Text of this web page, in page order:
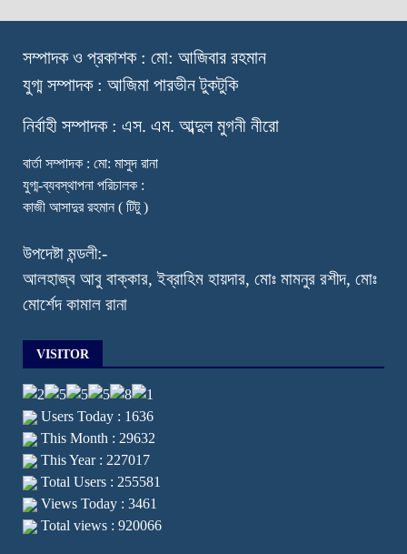
সম্পাদক ও প্রকাশক : মো: আজিবার রহমান
যুগ্ম সম্পাদক : আজিমা পারভীন টুকটুকি
নির্বাহী সম্পাদক : এস. এম. আব্দুল মুগনী নীরো
বার্তা সম্পাদক : মো: মাসুদ রানা
যুগ্ম-ব্যবস্থাপনা পরিচালক :
কাজী আসাদুর রহমান ( টিটু )
উপদেষ্টা মন্ডলী:-
আলহাজ্ব আবু বাক্কার, ইব্রাহিম হায়দার, মোঃ মামনুর রশীদ, মোঃ
মোর্শেদ কামাল রানা
VISITOR
Users Today : 1636
This Month : 29632
This Year : 227017
Total Users : 255581
Views Today : 3461
Total views : 920066